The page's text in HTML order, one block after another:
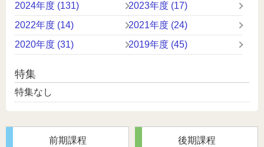
2024年度 (131)
2023年度 (17)
2022年度 (14)
2021年度 (24)
2020年度 (31)
2019年度 (45)
特集
特集なし
前期課程 後期課程